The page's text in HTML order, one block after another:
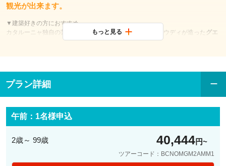
観光が出来ます。
▼建築好きの方におすすめ
カタルーニャ独自の芸術様式《モデルニスモ建築》からガウディが造った グエ
カサ・ビセンスそして同時代に活躍した巨匠ムンタネーによるスペ
もっと見る
プラン詳細
午前：1名様申込
2歳～ 99歳 40,444円
ツアーコード：BCNOMGM2AMM1